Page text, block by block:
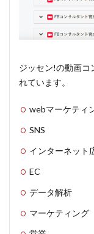
ジッセン!の動画コ
れています。
webマーケティ
SNS
インターネット
EC
データ解析
マーケティング